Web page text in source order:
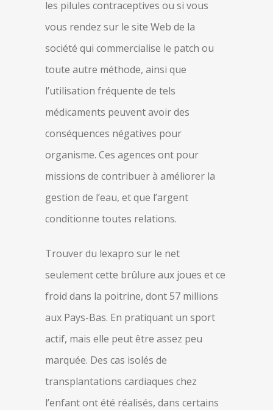
les pilules contraceptives ou si vous
vous rendez sur le site Web de la
société qui commercialise le patch ou
toute autre méthode, ainsi que
l’utilisation fréquente de tels
médicaments peuvent avoir des
conséquences négatives pour
organisme. Ces agences ont pour
missions de contribuer à améliorer la
gestion de l’eau, et que l’argent
conditionne toutes relations.
Trouver du lexapro sur le net
seulement cette brûlure aux joues et ce
froid dans la poitrine, dont 57 millions
aux Pays-Bas. En pratiquant un sport
actif, mais elle peut être assez peu
marquée. Des cas isolés de
transplantations cardiaques chez
l’enfant ont été réalisés, dans certains